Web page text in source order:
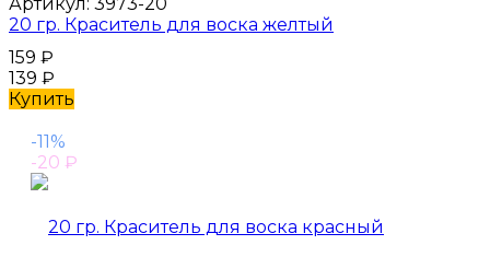
20 гр. Краситель для воска желтый
159 ₽
139 ₽
Купить
-11%
-20 ₽